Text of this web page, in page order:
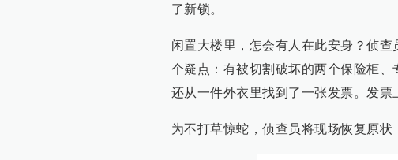
此外，南明公安分局刑侦合成作战室
昆明的航班。
因离嫌疑人落地只有一个小时，南明
捕。花果园责任区刑警队警力则连夜出
当飞机落地后，嫌疑人被立即逮捕，民